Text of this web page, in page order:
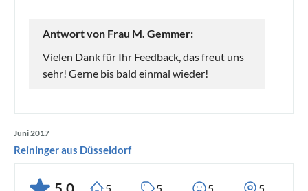
Antwort von Frau M. Gemmer:
Vielen Dank für Ihr Feedback, das freut uns
sehr! Gerne bis bald einmal wieder!
Juni 2017
Reininger aus Düsseldorf
5 5 5 5